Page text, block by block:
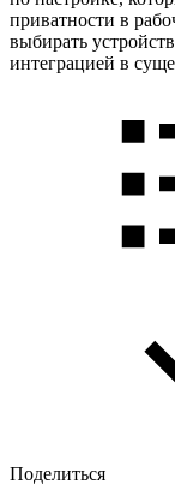
приватности в
выбирать
интеграцией в
Поделиться